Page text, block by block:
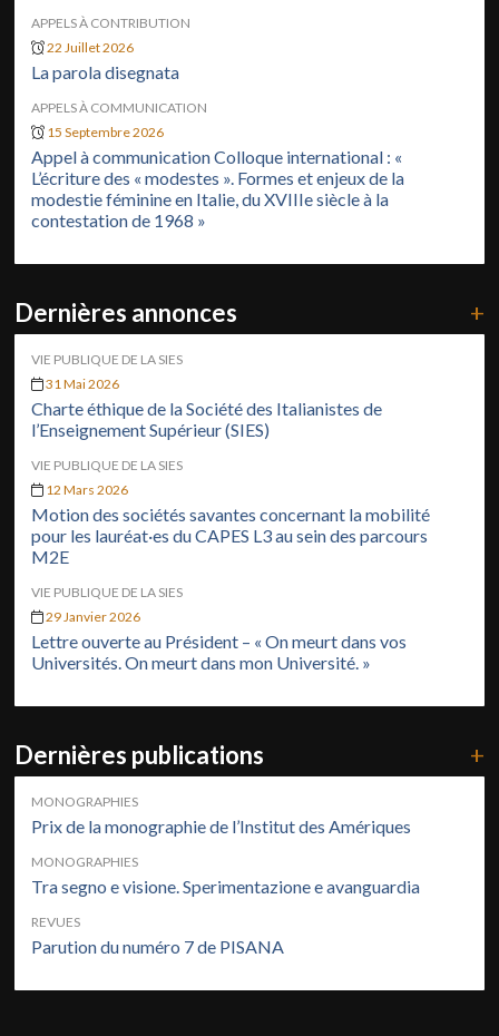
APPELS À CONTRIBUTION
22 Juillet 2026
La parola disegnata
APPELS À COMMUNICATION
15 Septembre 2026
Appel à communication Colloque international : «
L’écriture des « modestes ». Formes et enjeux de la
modestie féminine en Italie, du XVIIIe siècle à la
contestation de 1968 »
Dernières annonces +
VIE PUBLIQUE DE LA SIES
31 Mai 2026
Charte éthique de la Société des Italianistes de
l’Enseignement Supérieur (SIES)
VIE PUBLIQUE DE LA SIES
12 Mars 2026
Motion des sociétés savantes concernant la mobilité
pour les lauréat·es du CAPES L3 au sein des parcours
M2E
VIE PUBLIQUE DE LA SIES
29 Janvier 2026
Lettre ouverte au Président – « On meurt dans vos
Universités. On meurt dans mon Université. »
Dernières publications +
MONOGRAPHIES
Prix de la monographie de l’Institut des Amériques
MONOGRAPHIES
Tra segno e visione. Sperimentazione e avanguardia
REVUES
Parution du numéro 7 de PISANA